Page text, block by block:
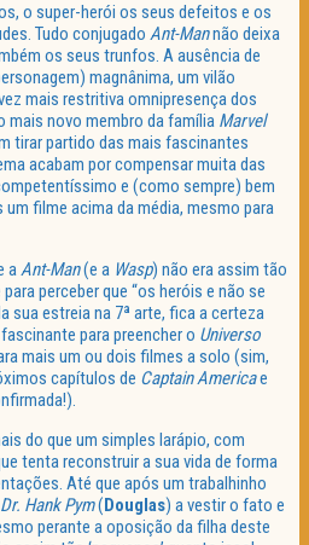
o super-herói os seus defeitos e os
Tudo conjugado Ant-Mannão deixa
os seus trunfos. A ausência de
magnânima, um vilão
mais restritiva omnipresença dos
mais novo membro da família Marvel
tirar partido das mais fascinantes
acabam por compensar muita das
e (como sempre) bem
um filme acima da média, mesmo para
aAnt-Man(e a Wasp) não era assim tão
perceber que “os heróis e não se
sua estreia na 7ª arte, fica a certeza
para preencher o Universo
mais um ou dois filmes a solo (sim,
capítulos de Captain Americae
do que um simples larápio, com
tenta reconstruir a sua vida de forma
Até que após um trabalhinho
Dr. Hank Pym(Douglas) a vestir o fato e
perante a oposição da filha deste